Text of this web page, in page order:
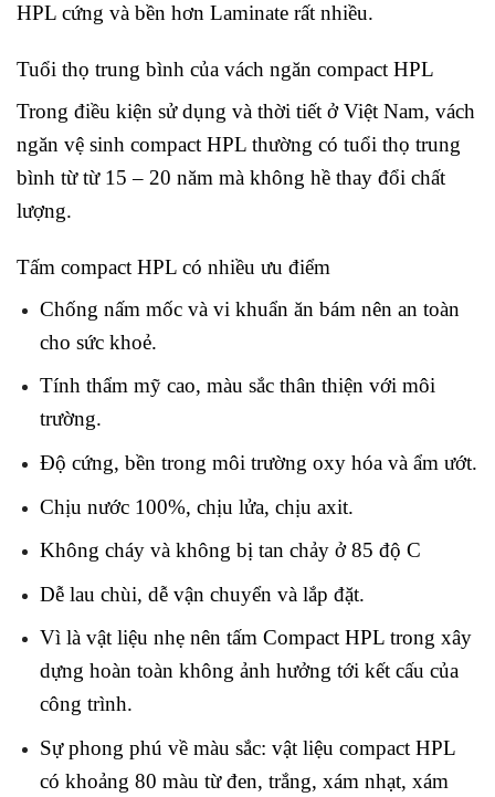
HPL cứng và bền hơn Laminate rất nhiều.
Tuổi thọ trung bình của vách ngăn compact HPL
Trong điều kiện sử dụng và thời tiết ở Việt Nam, vách
ngăn vệ sinh compact HPL thường có tuổi thọ trung
bình từ từ 15 – 20 năm mà không hề thay đổi chất
lượng.
Tấm compact HPL có nhiều ưu điểm
Chống nấm mốc và vi khuẩn ăn bám nên an toàn
cho sức khoẻ.
Tính thẩm mỹ cao, màu sắc thân thiện với môi
trường.
Độ cứng, bền trong môi trường oxy hóa và ẩm ướt.
Chịu nước 100%, chịu lửa, chịu axit.
Không cháy và không bị tan chảy ở 85 độ C
Dễ lau chùi, dễ vận chuyển và lắp đặt.
Vì là vật liệu nhẹ nên tấm Compact HPL trong xây
dựng hoàn toàn không ảnh hưởng tới kết cấu của
công trình.
Sự phong phú về màu sắc: vật liệu compact HPL
có khoảng 80 màu từ đen, trắng, xám nhạt, xám